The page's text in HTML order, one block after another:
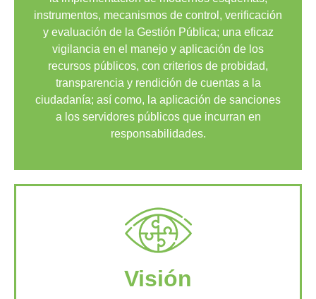
instrumentos, mecanismos de control, verificación
y evaluación de la Gestión Pública; una eficaz
vigilancia en el manejo y aplicación de los
recursos públicos, con criterios de probidad,
transparencia y rendición de cuentas a la
ciudadanía; así como, la aplicación de sanciones
a los servidores públicos que incurran en
responsabilidades.
Visión